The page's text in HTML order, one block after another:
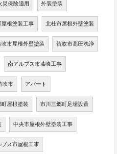
災保険適用 外装塗装
屋根塗装工事 北杜市屋根外壁塗装
吹市屋根外壁塗装 笛吹市高圧洗浄
南アルプス市漆喰工事
吹市 アパート
屋根塗装 市川三郷町足場設置
中央市屋根外壁塗装工事
プス市屋根工事